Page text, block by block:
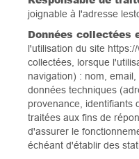
joignable à l'adresse
Données collectées
l'utilisation du site
collectées, lorsque
navigation) : nom,
données techniques
provenance, identifiants
traitées aux fins de
d'assurer le
échéant d'établir des